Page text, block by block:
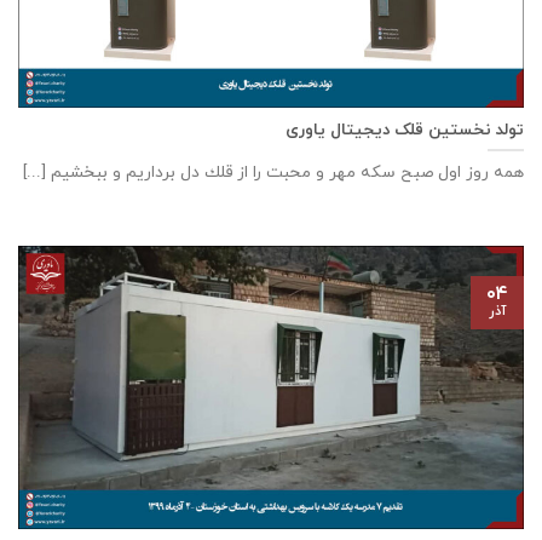
تولد نخستین قلک دیجیتال یاوری
همه روز اول صبح سكه مهر و محبت را از قلك دل برداريم و ببخشيم [...]
۰۴
آذر